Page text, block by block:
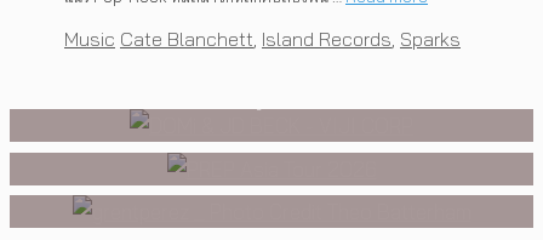
Categories
Music Tags
Cate Blanchett, Island Records, Sparks
มาพบแฟนเพลงในกรุงเทพฯ อีก
‘One Day In The Sun’ พร้อมโชว์
2026 นี้
[Exclusive Interview]
ร้องเพลงในห้องนอน สู่การแสดง
คอนเสิร์ตต่อหน้าคนนับหมื่น
INTERVIEW,MUSIC